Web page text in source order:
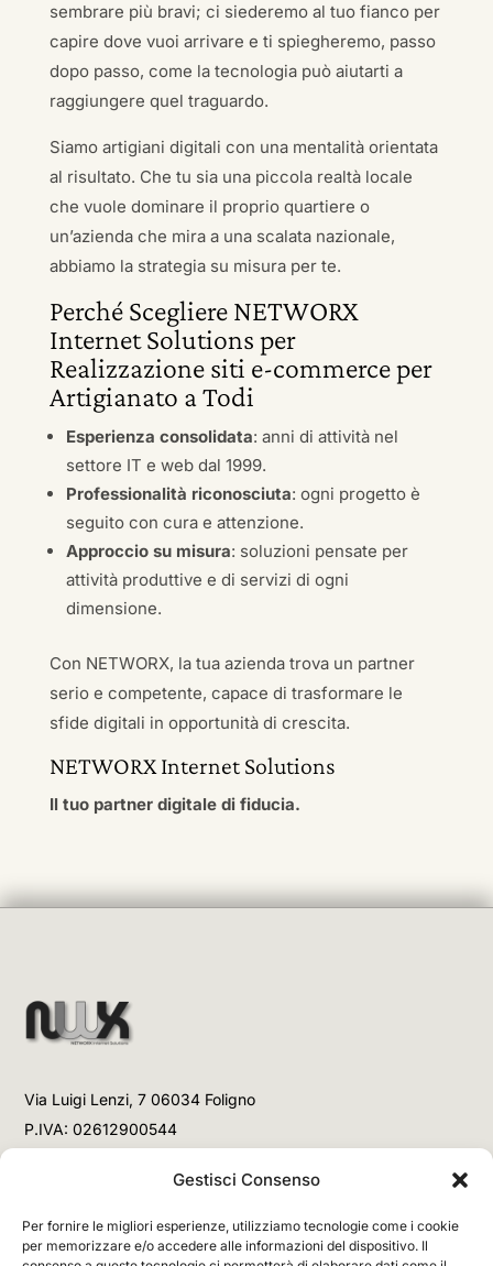
Gestisci Consenso
Per fornire le migliori esperienze, utilizziamo tecnologie come i cookie
per memorizzare e/o accedere alle informazioni del dispositivo. Il
sembrare più bravi; ci siederemo al tuo fianco per
capire dove vuoi arrivare e ti spiegheremo, passo
dopo passo, come la tecnologia può aiutarti a
raggiungere quel traguardo.
Siamo artigiani digitali con una mentalità orientata
al risultato. Che tu sia una piccola realtà locale
che vuole dominare il proprio quartiere o
un’azienda che mira a una scalata nazionale,
abbiamo la strategia su misura per te.
Perché Scegliere NETWORX
Internet Solutions per
Realizzazione siti e-commerce per
Artigianato a Todi
Esperienza consolidata: anni di attività nel
settore IT e web dal 1999.
Professionalità riconosciuta: ogni progetto è
seguito con cura e attenzione.
Approccio su misura: soluzioni pensate per
attività produttive e di servizi di ogni
dimensione.
Con NETWORX, la tua azienda trova un partner
serio e competente, capace di trasformare le
sfide digitali in opportunità di crescita.
NETWORX Internet Solutions
Il tuo partner digitale di fiducia.
Via Luigi Lenzi, 7 06034 Foligno
P.IVA: 02612900544
+39 3477853708 (Chiamata)